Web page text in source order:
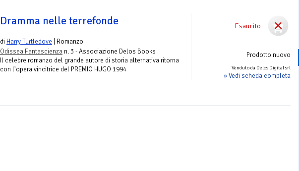
Esaurito
Prodotto nuovo
Venduto da Delos Digital srl
» Vedi scheda completa
Dramma nelle terrefonde
di Harry Turtledove | Romanzo
Odissea Fantascienza n. 3 - Associazione Delos Books
Il celebre romanzo del grande autore di storia alternativa ritorna
con l'opera vincitrice del PREMIO HUGO 1994